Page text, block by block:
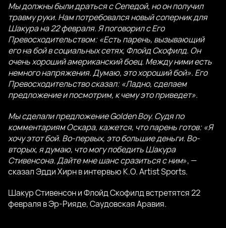
Мы должны были драться с Сепедой, но он получил
травму руки. Нам потребовался новый соперник для
Шакура на 22 февраля. Я поговорил с Его
Превосходительством: «Есть парень, вызывающий
его на бой в социальных сетях, Флойд Скофилд. Он
очень хороший американский боец. Между ними есть
немного напряжения. Думаю, это хороший бой». Его
Превосходительство сказал: «Ладно, сделаем
предложение и посмотрим, к чему это приведет».
Мы сделали предложение Golden Boy. Судя по
комментариям Оскара, кажется, что парень готов: «Я
хочу этот бой. Во-первых, это большие деньги. Во-
вторых, я думаю, что могу победить Шакура
Стивенсона. Дайте мне шанс сразиться с ним», —
сказал Эдди Хирн в интервью K.O. Artist Sports.
Шакур Стивенсон и Флойд Скофилд встретятся 22
февраля в Эр-Рияде, Саудовская Аравия.